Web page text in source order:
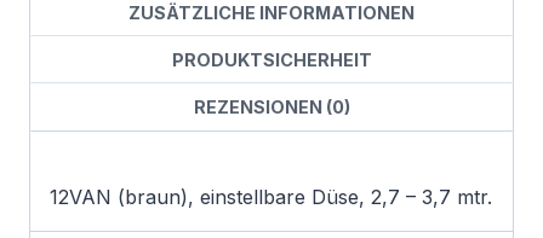
ZUSÄTZLICHE INFORMATIONEN
PRODUKTSICHERHEIT
REZENSIONEN (0)
12VAN (braun), einstellbare Düse, 2,7 – 3,7 mtr.